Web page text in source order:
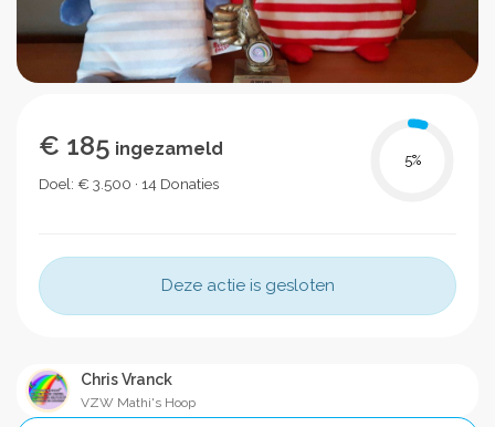
€ 185 ingezameld
Doel: € 3.500 · 14 Donaties
5%
Deze actie is gesloten
Chris Vranck
VZW Mathi's Hoop